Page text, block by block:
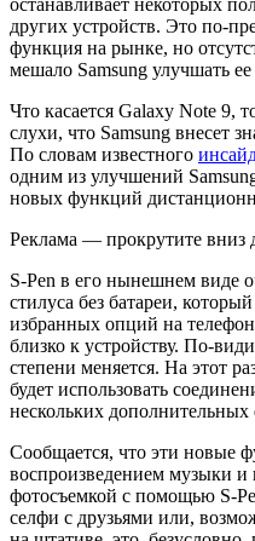
останавливает некоторых
других устройств. Это по-
функция на рынке, но
мешало Samsung улучшать ее
Что касается Galaxy Note 9,
слухи, что Samsung внесет
По словам известного
одним из улучшений
новых функций
Реклама — прокрутите вниз
S-Pen в его нынешнем виде
стилуса без батареи,
избранных опций на
близко к устройству. По-
степени меняется. На этот
будет использовать
нескольких
Сообщается, что эти новые
воспроизведением музыки и
фотосъемкой с помощью S-
селфи с друзьями или,